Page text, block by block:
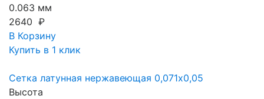
0.063 мм
2640 ₽
В Корзину
Купить в 1 клик
Сетка латунная нержавеющая 0,071x0,05
Высота